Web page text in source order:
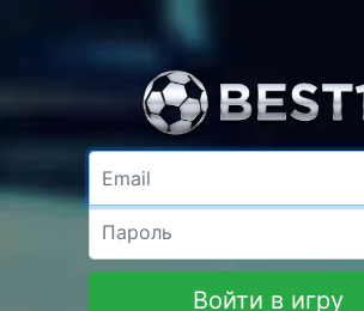
Войти в игру